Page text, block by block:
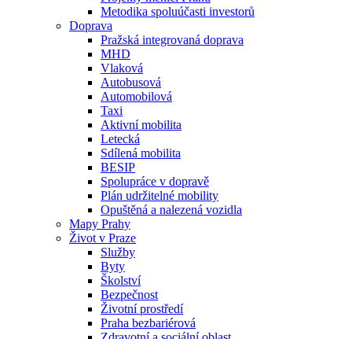
Metodika spoluúčasti investorů
Doprava
Pražská integrovaná doprava
MHD
Vlaková
Autobusová
Automobilová
Taxi
Aktivní mobilita
Letecká
Sdílená mobilita
BESIP
Spolupráce v dopravě
Plán udržitelné mobility
Opuštěná a nalezená vozidla
Mapy Prahy
Život v Praze
Služby
Byty
Školství
Bezpečnost
Životní prostředí
Praha bezbariérová